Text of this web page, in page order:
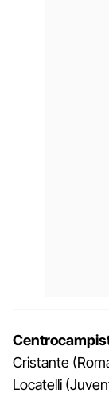
Cristante
Locatelli